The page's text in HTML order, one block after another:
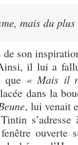
mais du
son
il lui a
que « Mais il
dans la
, lui venait